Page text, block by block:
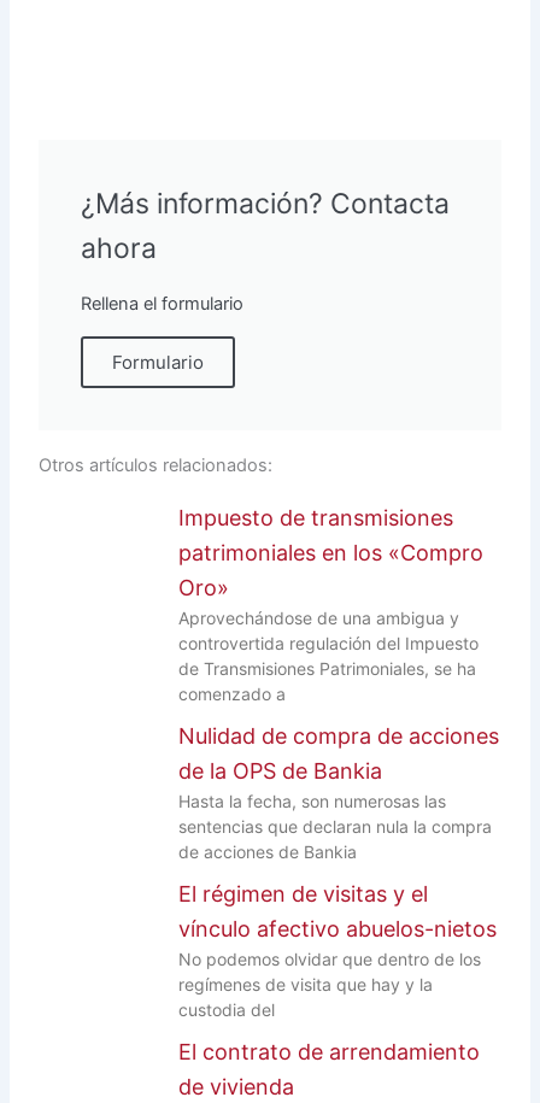
¿Más información? Contacta
ahora
Rellena el formulario
Formulario
Otros artículos relacionados:
Impuesto de transmisiones
patrimoniales en los «Compro
Oro»
Aprovechándose de una ambigua y
controvertida regulación del Impuesto
de Transmisiones Patrimoniales, se ha
comenzado a
Nulidad de compra de acciones
de la OPS de Bankia
Hasta la fecha, son numerosas las
sentencias que declaran nula la compra
de acciones de Bankia
El régimen de visitas y el
vínculo afectivo abuelos-nietos
No podemos olvidar que dentro de los
regímenes de visita que hay y la
custodia del
El contrato de arrendamiento
de vivienda